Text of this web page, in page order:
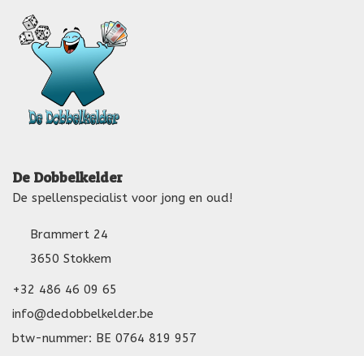
De Dobbelkelder
De spellenspecialist voor jong en oud!
Brammert 24
3650 Stokkem
+32 486 46 09 65
info@dedobbelkelder.be
btw-nummer: BE 0764 819 957